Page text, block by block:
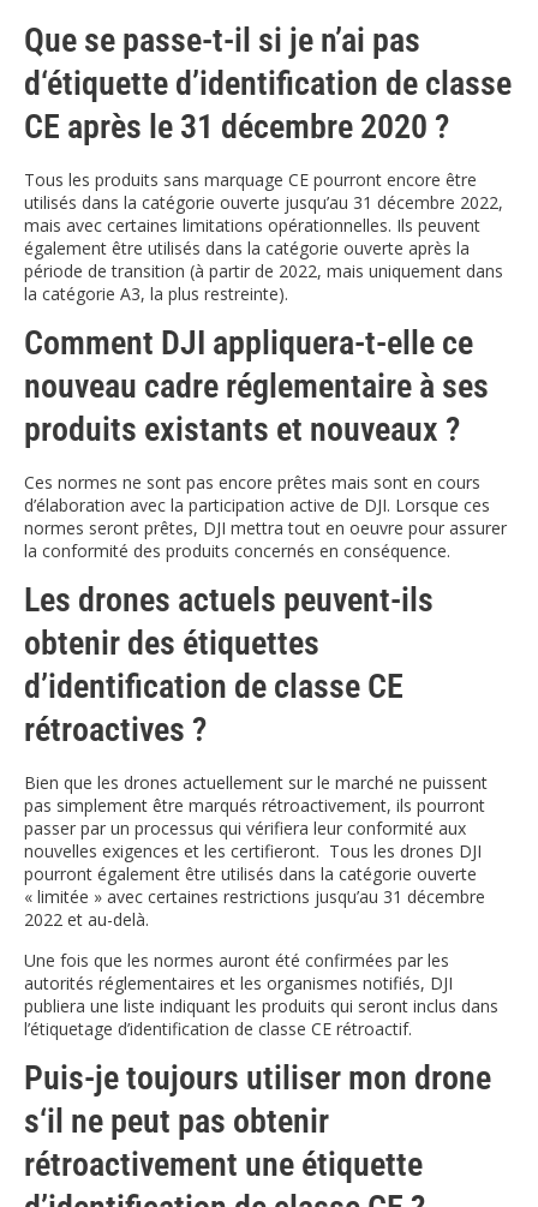
Que se passe-t-il si je n’ai pas
d‘étiquette d’identification de classe
CE après le 31 décembre 2020 ?
Tous les produits sans marquage CE pourront encore être
utilisés dans la catégorie ouverte jusqu’au 31 décembre 2022,
mais avec certaines limitations opérationnelles. Ils peuvent
également être utilisés dans la catégorie ouverte après la
période de transition (à partir de 2022, mais uniquement dans
la catégorie A3, la plus restreinte).
Comment DJI appliquera-t-elle ce
nouveau cadre réglementaire à ses
produits existants et nouveaux ?
Ces normes ne sont pas encore prêtes mais sont en cours
d’élaboration avec la participation active de DJI. Lorsque ces
normes seront prêtes, DJI mettra tout en oeuvre pour assurer
la conformité des produits concernés en conséquence.
Les drones actuels peuvent-ils
obtenir des étiquettes
d’identification de classe CE
rétroactives ?
Bien que les drones actuellement sur le marché ne puissent
pas simplement être marqués rétroactivement, ils pourront
passer par un processus qui vérifiera leur conformité aux
nouvelles exigences et les certifieront. Tous les drones DJI
pourront également être utilisés dans la catégorie ouverte
« limitée » avec certaines restrictions jusqu’au 31 décembre
2022 et au-delà.
Une fois que les normes auront été confirmées par les
autorités réglementaires et les organismes notifiés, DJI
publiera une liste indiquant les produits qui seront inclus dans
l’étiquetage d’identification de classe CE rétroactif.
Puis-je toujours utiliser mon drone
s‘il ne peut pas obtenir
rétroactivement une étiquette